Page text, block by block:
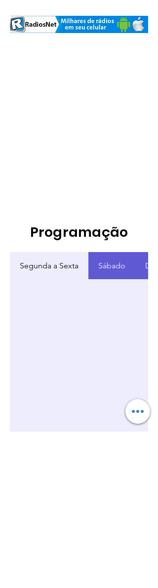
Programação
Segunda a Sexta Sábado